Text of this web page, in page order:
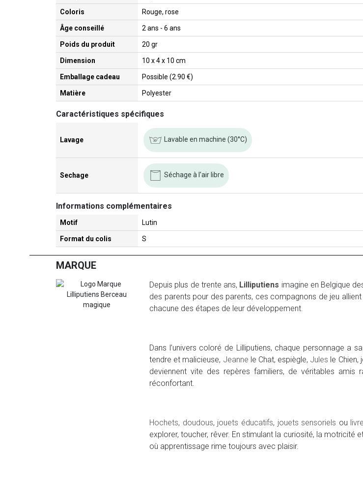
Coloris Rouge, rose
Âge conseillé 2 ans - 6 ans
Poids du produit 20 gr
Dimension 10 x 4 x 10 cm
Emballage cadeau Possible (2.90 €)
Matière Polyester
Caractéristiques spécifiques
Lavage Lavable en machine (30°C)
Sechage Séchage à l'air libre
Informations complémentaires
Motif Lutin
Format du colis S
MARQUE
Depuis plus de trente ans, Lilliputiens imagine en Belgique
des parents pour des parents, ces compagnons de jeu
chacune des étapes de leur développement.
Dans l’univers coloré de Lilliputiens, chaque personnage a
tendre et malicieuse, Jeanne le Chat, espiègle, Jules le Chien,
deviennent vite des repères familiers, de véritables amis
réconfortant.
Hochets, doudous, jouets éducatifs, jouets sensoriels ou
explorer, toucher, rêver. En stimulant la curiosité, la
où apprentissage rime toujours avec plaisir.